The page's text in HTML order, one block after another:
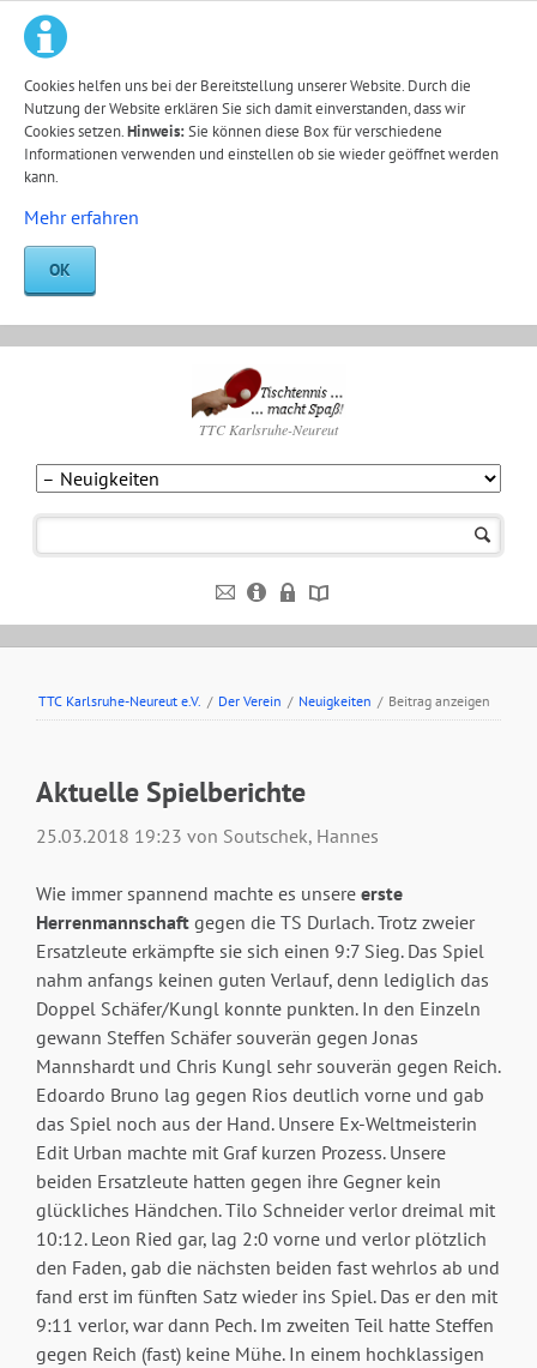
Cookies helfen uns bei der Bereitstellung unserer Website. Durch die
Nutzung der Website erklären Sie sich damit einverstanden, dass wir
Cookies setzen.Hinweis:Sie können diese Box für verschiedene
Informationen verwenden und einstellen ob sie wieder geöffnet werden
kann.
Mehr erfahren
OK
TTC Karlsruhe-Neureut
TTC Karlsruhe-Neureut e.V. / Der Verein / Neuigkeiten / Beitrag anzeigen
Aktuelle Spielberichte
25.03.2018 19:23 von Soutschek, Hannes
Wie immer spannend machte es unsere erste
Herrenmannschaftgegen die TS Durlach. Trotz zweier
Ersatzleute erkämpfte sie sich einen 9:7 Sieg. Das Spiel
nahm anfangs keinen guten Verlauf, denn lediglich das
Doppel Schäfer/Kungl konnte punkten. In den Einzeln
gewann Steffen Schäfer souverän gegen Jonas
Mannshardt und Chris Kungl sehr souverän gegen Reich.
Edoardo Bruno lag gegen Rios deutlich vorne und gab
das Spiel noch aus der Hand. Unsere Ex-Weltmeisterin
Edit Urban machte mit Graf kurzen Prozess. Unsere
beiden Ersatzleute hatten gegen ihre Gegner kein
glückliches Händchen. Tilo Schneider verlor dreimal mit
10:12. Leon Ried gar, lag 2:0 vorne und verlor plötzlich
den Faden, gab die nächsten beiden fast wehrlos ab und
fand erst im fünften Satz wieder ins Spiel. Das er den mit
9:11 verlor, war dann Pech. Im zweiten Teil hatte Steffen
gegen Reich (fast) keine Mühe. In einem hochklassigen